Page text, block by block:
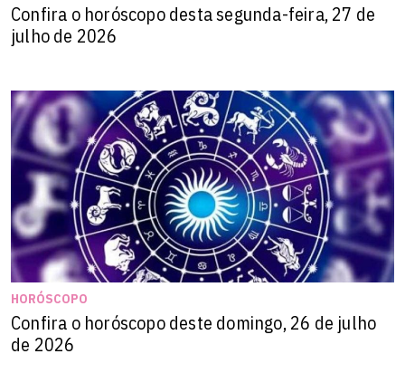
Confira o horóscopo desta segunda-feira, 27 de
julho de 2026
HORÓSCOPO
Confira o horóscopo deste domingo, 26 de julho
de 2026